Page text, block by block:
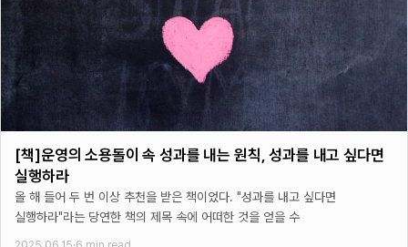
[책]운영의 소용돌이 속 성과를 내는 원칙, 성과를 내고 싶다면
실행하라
올 해 들어 두 번 이상 추천을 받은 책이었다. "성과를 내고 싶다면
실행하라"라는 당연한 책의 제목 속에 어떠한 것을 얻을 수